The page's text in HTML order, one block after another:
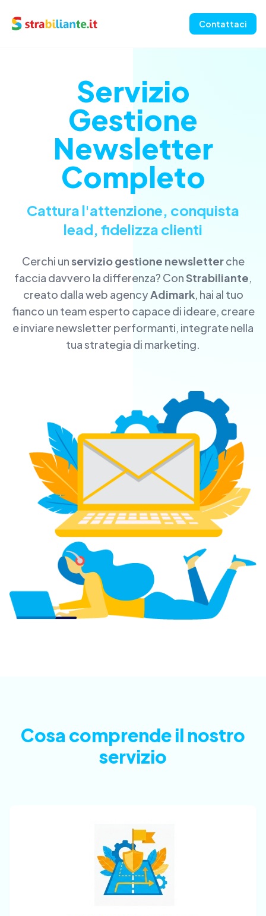
Contattaci
Servizio
Gestione
Newsletter
Completo
Cattura l'attenzione, conquista
lead, fidelizza clienti
Cerchi unservizio gestione newsletterche
faccia davvero la differenza? ConStrabiliante,
creato dalla web agencyAdimark, hai al tuo
fianco un team esperto capace di ideare, creare
e inviare newsletter performanti, integrate nella
tua strategia di marketing.
Cosa comprende il nostro
servizio